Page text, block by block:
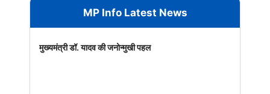
MP Info Latest News
मुख्यमंत्री डॉ. यादव की जनोन्मुखी पहल